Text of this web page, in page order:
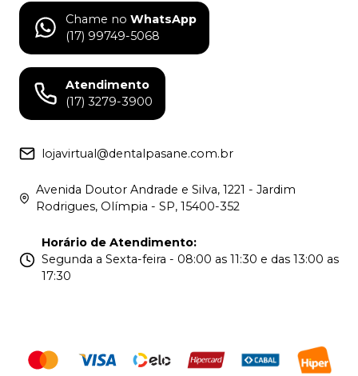
Chame no WhatsApp
(17) 99749-5068
Atendimento
(17) 3279-3900
lojavirtual@dentalpasane.com.br
Avenida Doutor Andrade e Silva, 1221 - Jardim
Rodrigues, Olímpia - SP, 15400-352
Horário de Atendimento:
Segunda a Sexta-feira - 08:00 as 11:30 e das 13:00 as
17:30